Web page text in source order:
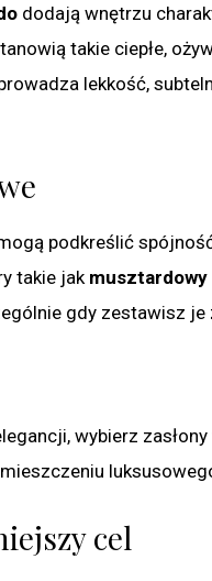
dodają wnętrzu
takie ciepłe,
lekkość,
podkreślić
takie jak
gdy zestawisz
wybierz
cel